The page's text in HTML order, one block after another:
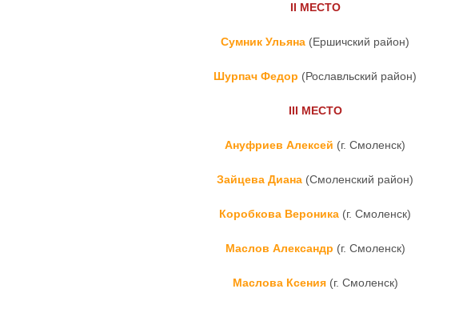
II МЕСТО
Сумник Ульяна (Ершичский район)
Шурпач Федор (Рославльский район)
III МЕСТО
Ануфриев Алексей (г. Смоленск)
Зайцева Диана (Смоленский район)
Коробкова Вероника (г. Смоленск)
Маслов Александр (г. Смоленск)
Маслова Ксения(г. Смоленск)